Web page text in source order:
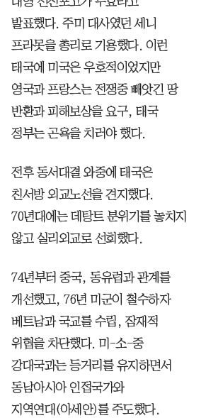
발표했다. 주미 대사였던 세니
프라못을 총리로 기용했다. 이런
태국에 미국은 우호적이었지만
영국과 프랑스는 전쟁중 빼앗긴 땅
반환과 피해보상을 요구, 태국
정부는 곤욕을 치러야 했다.
전후 동서대결 와중에 태국은
친서방 외교노선을 견지했다.
70년대에는 데탕트 분위기를 놓치지
않고 실리외교로 선회했다.
74년부터 중국, 동유럽과 관계를
개선했고, 76년 미군이 철수하자
베트남과 국교를 수립, 잠재적
위협을 차단했다. 미-소-중
강대국과는 등거리를 유지하면서
동남아시아 인접국가와
지역연대(아세안)를 주도했다.